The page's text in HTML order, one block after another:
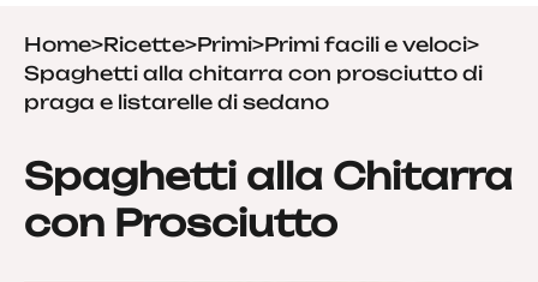
Home>Ricette>Primi>Primi facili e veloci>
Spaghetti alla chitarra con prosciutto di
praga e listarelle di sedano
Spaghetti alla Chitarra
con Prosciutto